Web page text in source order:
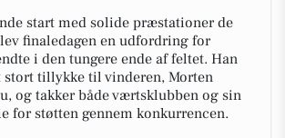
start med solide præstationer de
finaledagen en udfordring for
i den tungere ende af feltet. Han
stort tillykke til vinderen, Morten
og takker både værtsklubben og sin
for støtten gennem konkurrencen.